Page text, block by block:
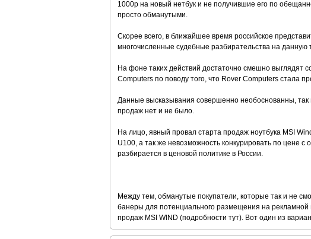
1000р на новый нетбук и не получившие его по
просто обманутыми.
Скорее всего, в ближайшее время российское
многочисленные судебные разбирательства на данную
На фоне таких действий достаточно смешно выглядят
Computers по поводу того, что Rover Computers стала
Данные высказывания совершенно необоснованны,
продаж нет и не было.
На лицо, явный провал старта продаж ноутбука MSI
U100, а так же невозможность конкурировать по цене
разбирается в ценовой политике в России.
Между тем, обманутые покупатели, которые так и не
банеры для потенциального размещения на рекламной
продаж MSI WIND (подробности тут). Вот один из